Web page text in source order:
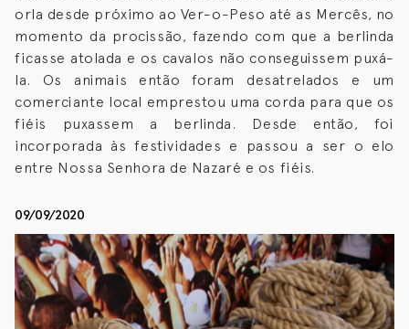
orla desde próximo ao Ver-o-Peso até as Mercês, no
momento da procissão, fazendo com que a berlinda
ficasse atolada e os cavalos não conseguissem puxá-
la. Os animais então foram desatrelados e um
comerciante local emprestou uma corda para que os
fiéis puxassem a berlinda. Desde então, foi
incorporada às festividades e passou a ser o elo
entre Nossa Senhora de Nazaré e os fiéis.
09/09/2020